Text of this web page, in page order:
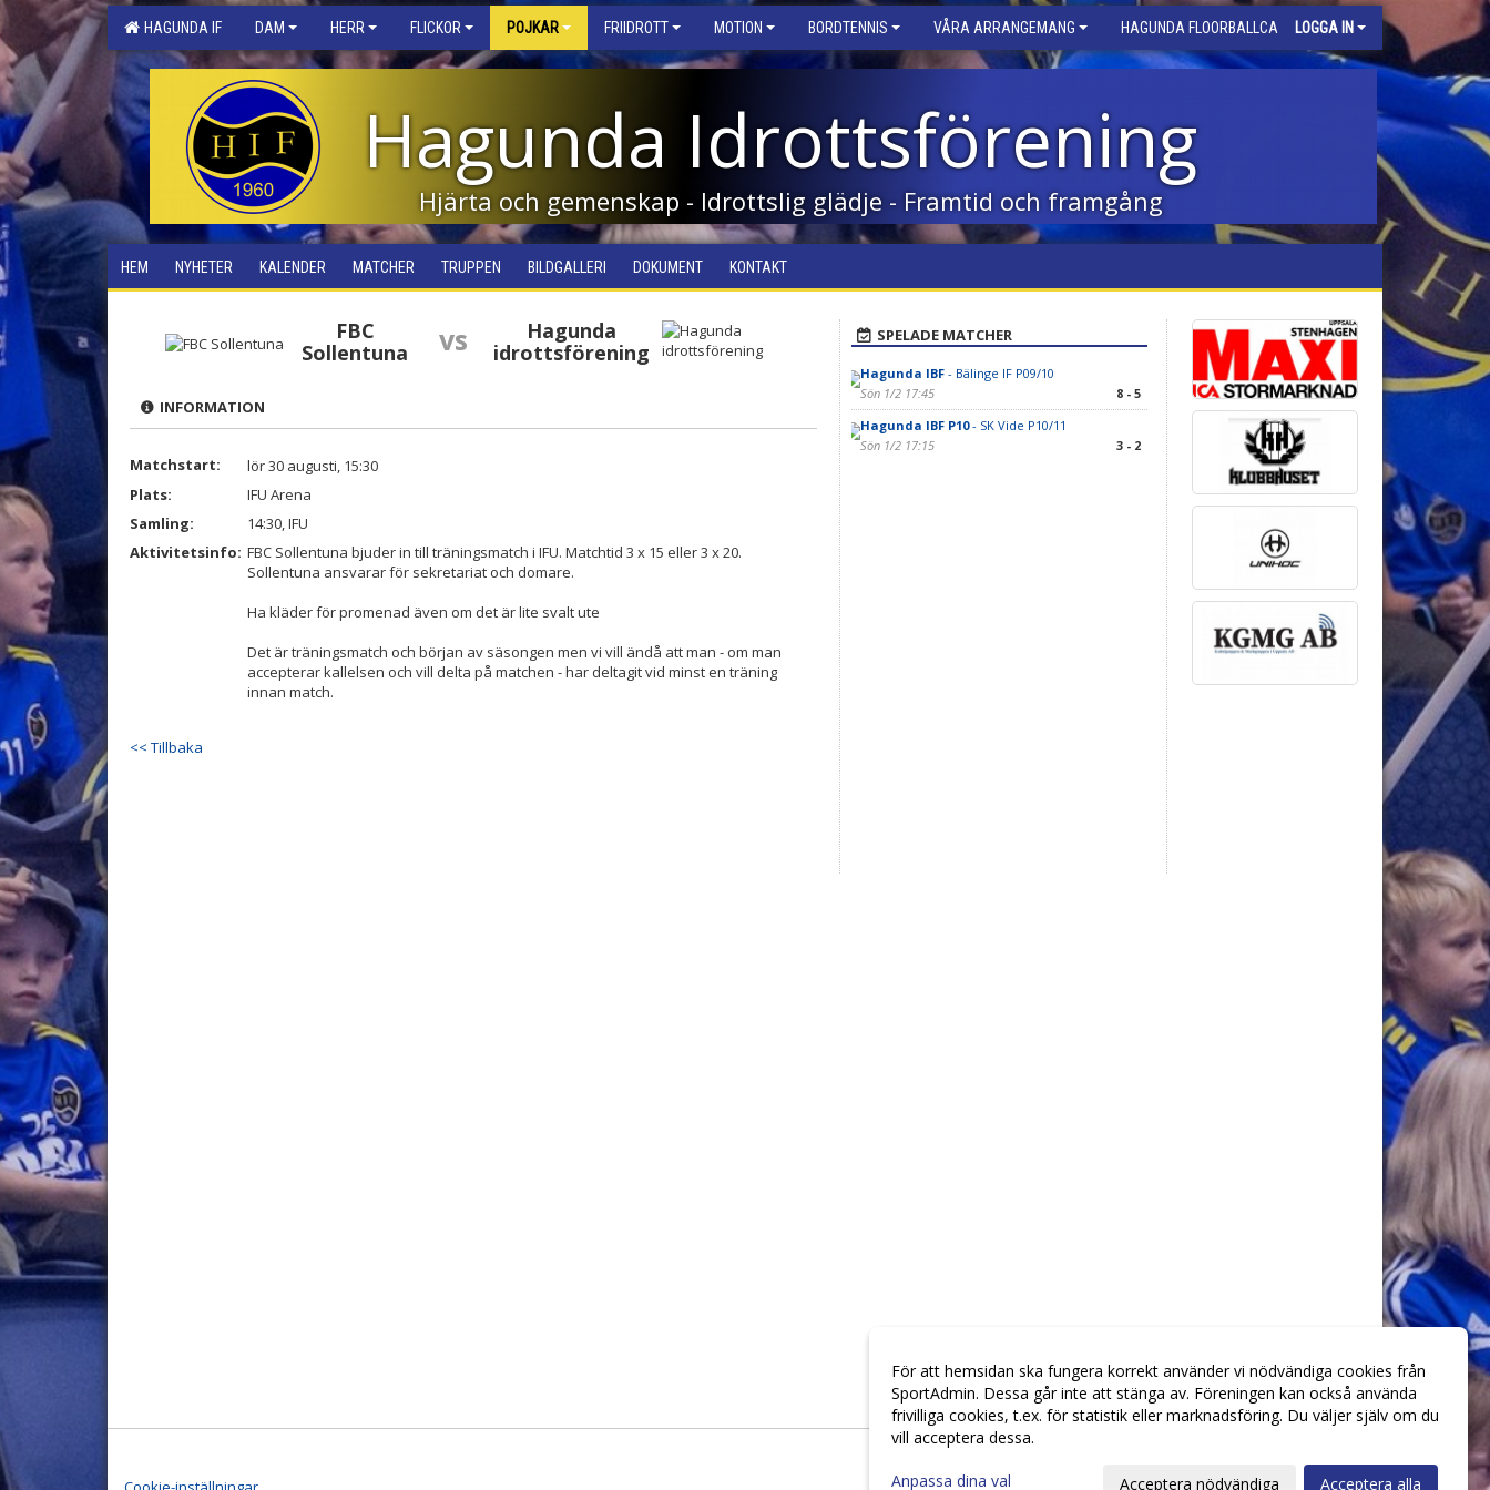
HAGUNDA IF DAM HERR FLICKOR POJKAR FRIIDROTT MOTION BORDTENNIS VÅRA ARRANGEMANG HAGUNDA FLOORBALLCAMPLOGGA IN
Hagunda Idrottsförening
Hjärta och gemenskap - Idrottslig glädje - Framtid och framgång
HEM NYHETER KALENDER MATCHER TRUPPEN BILDGALLERI DOKUMENT KONTAKT
FBC
Sollentuna
vs
Hagunda
idrottsförening
INFORMATION
Matchstart:
lör 30 augusti, 15:30
Plats:
IFU Arena
Samling:
14:30, IFU
Aktivitetsinfo: FBC Sollentuna bjuder in till träningsmatch i IFU. Matchtid 3 x 15 eller 3 x 20.
Sollentuna ansvarar för sekretariat och domare.
Ha kläder för promenad även om det är lite svalt ute
Det är träningsmatch och början av säsongen men vi vill ändå att man - om man
accepterar kallelsen och vill delta på matchen - har deltagit vid minst en träning
innan match.
<< Tillbaka
SPELADE MATCHER
Hagunda IBF- Bälinge IF P09/10
Sön 1/2 17:45
8 - 5
Hagunda IBF P10- SK Vide P10/11
Sön 1/2 17:15
3 - 2
För att hemsidan ska fungera korrekt använder vi nödvändiga cookies från
SportAdmin. Dessa går inte att stänga av. Föreningen kan också använda
frivilliga cookies, t.ex. för statistik eller marknadsföring. Du väljer själv om du
vill acceptera dessa.
Anpassa dina val Acceptera nödvändiga Acceptera alla